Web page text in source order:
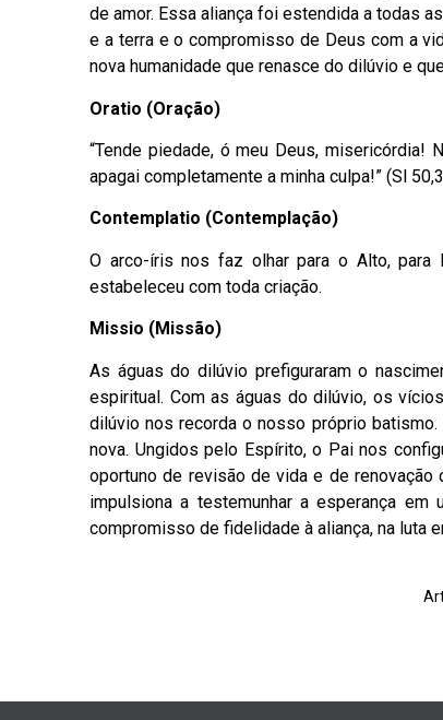
de amor. Essa aliança foi estendida a todas
e a terra e o compromisso de Deus com a
nova humanidade que renasce do dilúvio e
Oratio (Oração)
“Tende piedade, ó meu Deus,
apagai completamente a minha culpa!” (Sl
Contemplatio (Contemplação)
O arco-íris nos faz olhar para o Alto, para
estabeleceu com toda criação.
Missio (Missão)
As águas do dilúvio prefiguraram o
espiritual. Com as águas do dilúvio, os
dilúvio nos recorda o nosso próprio
nova. Ungidos pelo Espírito, o Pai nos
oportuno de revisão de vida e de
impulsiona a testemunhar a esperança
compromisso de fidelidade à aliança, na luta